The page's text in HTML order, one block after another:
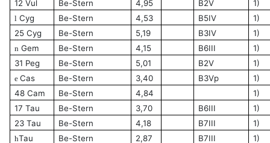
12 Vul
Be-Stern 4,95 B2V 1)
l Cyg Be-Stern 4,53 B5IV
1)
25 Cyg
Be-Stern 5,19 B3IV 1)
n Gem Be-Stern 4,15 B6III
1)
31 Peg
Be-Stern 5,01 B2V 1)
eCas Be-Stern 3,40 B3Vp
1)
48 Cam
Be-Stern 4,84
1)
17 Tau
Be-Stern 3,70 B6III
1)
23 Tau
Be-Stern 4,18 B7III 1)
hTau Be-Stern 2,87 B7III
1)